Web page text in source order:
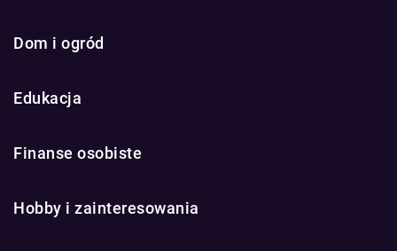
Dom i ogród
Edukacja
Finanse osobiste
Hobby i zainteresowania